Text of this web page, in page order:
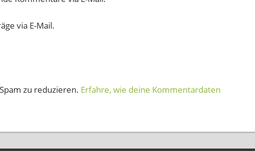
via E-Mail.
zu reduzieren. Erfahre, wie deine Kommentardaten